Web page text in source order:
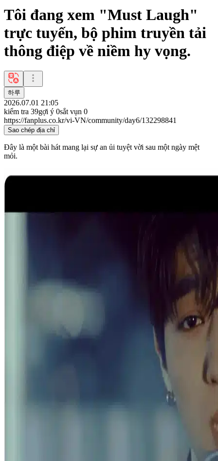
Tôi đang xem "Must Laugh"
trực tuyến, bộ phim truyền tải
thông điệp về niềm hy vọng.
하루
2026.07.01 21:05
kiểm tra 39gợi ý 0sắt vụn 0
https://fanplus.co.kr/vi-VN/community/day6/132298841
Sao chép địa chỉ
Đây là một bài hát mang lại sự an ủi tuyệt vời sau một ngày mệt
mỏi.